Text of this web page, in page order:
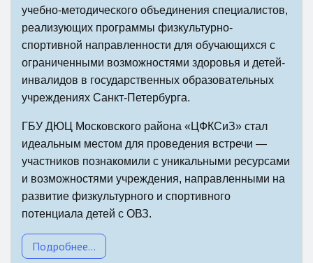
учебно-методического объединения специалистов,
реализующих программы физкультурно-
спортивной направленности для обучающихся с
ограниченными возможностями здоровья и детей-
инвалидов в государственных образовательных
учреждениях Санкт-Петербурга.
ГБУ ДЮЦ Московского района «ЦФКСиЗ» стал
идеальным местом для проведения встречи —
участников познакомили с уникальными ресурсами
и возможностями учреждения, направленными на
развитие физкультурного и спортивного
потенциала детей с ОВЗ.
Подробнее...